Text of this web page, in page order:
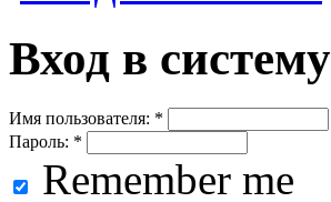
Вход в систему
Имя пользователя: *
Пароль: *
Remember me